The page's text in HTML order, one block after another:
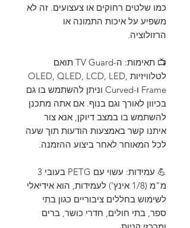
כמו שלטים רחוקים או צעצועים. זה לא
משפיע על איכות התמונה או
הרזולוציה.
📺 תאימות: ה-TV Guard תואם
לטלוויזיות OLED, QLED, LCD, LED,
Frame ו-Curved וניתן להשתמש בו גם
בכיוון לאורך וגם בנוף. אם אתה מתכנן
להשתמש בו במצב דיוקן, אנא צור
איתנו קשר באמצעות הודעות תוך שעה
לכל המאוחר לאחר ביצוע ההזמנה.
💪 עמידות: עשוי עם PETG בעובי 3
מ"מ (1/8 אינץ') לעמידות, הוא אידיאלי
לשימוש בחללים ציבוריים כגון בתי
ספר, בתי חולים, חדרי כושר, ברים